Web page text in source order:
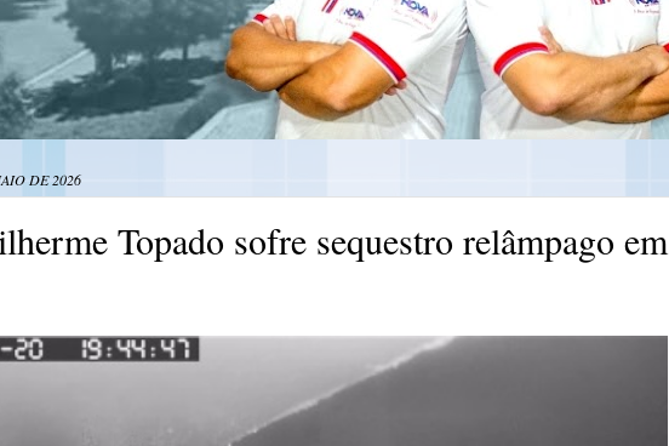
DE 2026
Topado sofre sequestro relâmpago em